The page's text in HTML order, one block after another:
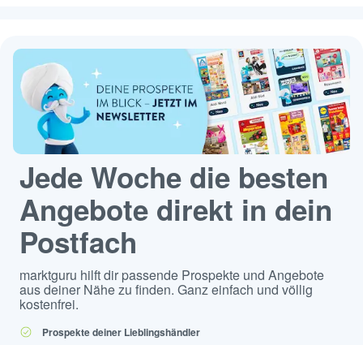
Jede Woche die besten
Angebote direkt in dein
Postfach
marktguru hilft dir passende Prospekte und Angebote
aus deiner Nähe zu finden. Ganz einfach und völlig
kostenfrei.
Prospekte deiner Lieblingshändler